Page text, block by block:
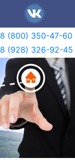
8 (800) 350-47-60
8 (928) 326-92-45